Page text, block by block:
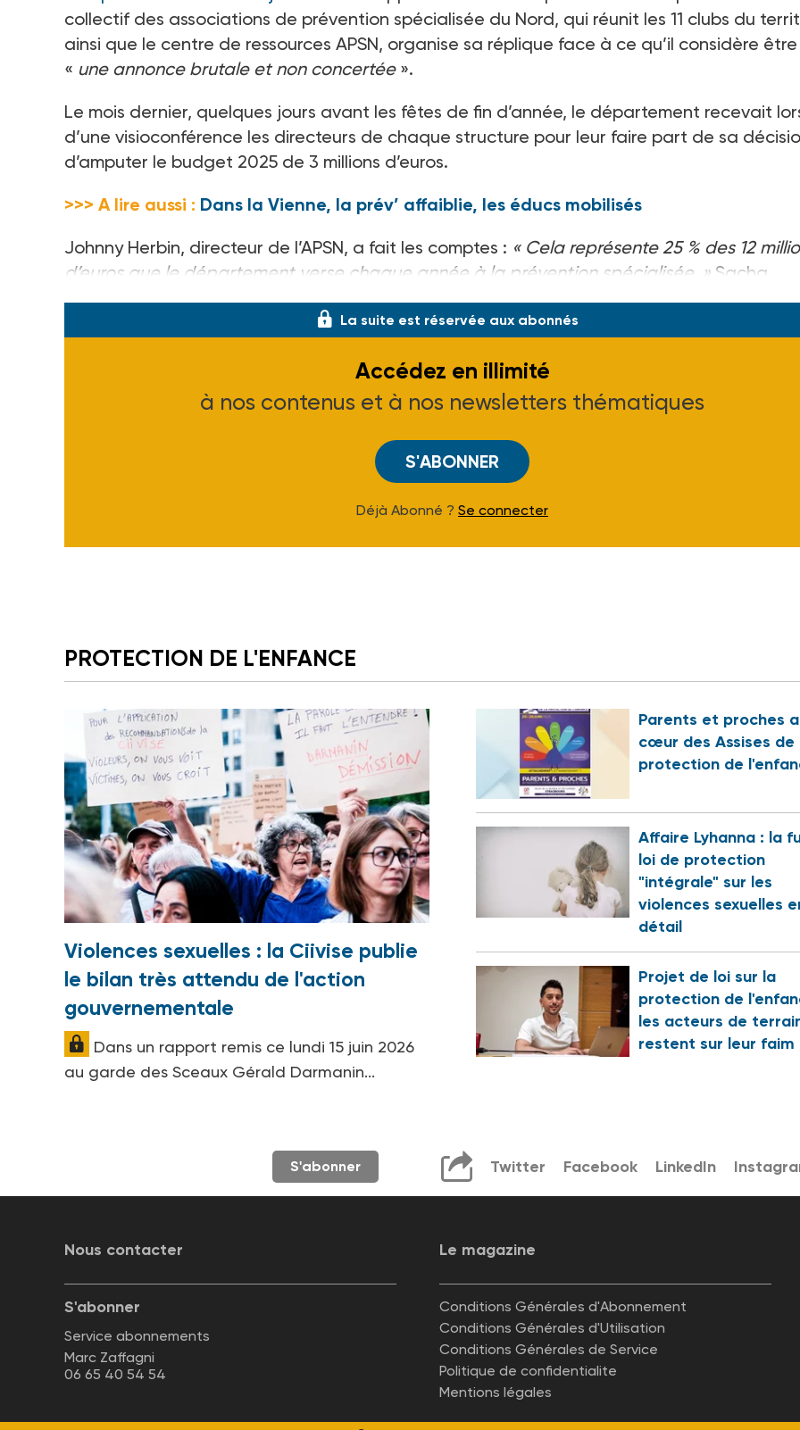
collectif des associations de prévention spécialisée du Nord, qui réunit les 11 clubs du
ainsi que le centre de ressources APSN, organise sa réplique face à ce qu’il considère être
« une annonce brutale et non concertée».
Le mois dernier, quelques jours avant les fêtes de fin d’année, le département recevait
d’une visioconférence les directeurs de chaque structure pour leur faire part de sa
d’amputer le budget 2025 de 3 millions d’euros.
>>> A lire aussi : Dans la Vienne, la prév’ affaiblie, les éducs mobilisés
Johnny Herbin, directeur de l’APSN, a fait les comptes : « Cela représente 25 % des 12
d’euros que le département verse chaque année à la prévention spécialisée. » Sacha
La suite est réservée aux abonnés
Accédez en illimité
à nos contenus et à nos newsletters thématiques
S'ABONNER
Déjà Abonné ? Se connecter
PROTECTION DE L'ENFANCE
Violences sexuelles : la Ciivise publie
le bilan très attendu de l'action
gouvernementale
Dans un rapport remis ce lundi 15 juin 2026
au garde des Sceaux Gérald Darmanin...
Parents et proches
cœur des Assises de
protection de
Affaire Lyhanna : la
loi de protection
"intégrale" sur les
violences sexuelles
détail
Projet de loi sur la
protection de
les acteurs de
restent sur leur faim
S'abonner Twitter Facebook LinkedIn
Nous contacter Le magazine
S'abonner
Service abonnements
Marc Zaffagni
06 65 40 54 54
Conditions Générales d'Abonnement
Conditions Générales d'Utilisation
Conditions Générales de Service
Politique de confidentialite
Mentions légales